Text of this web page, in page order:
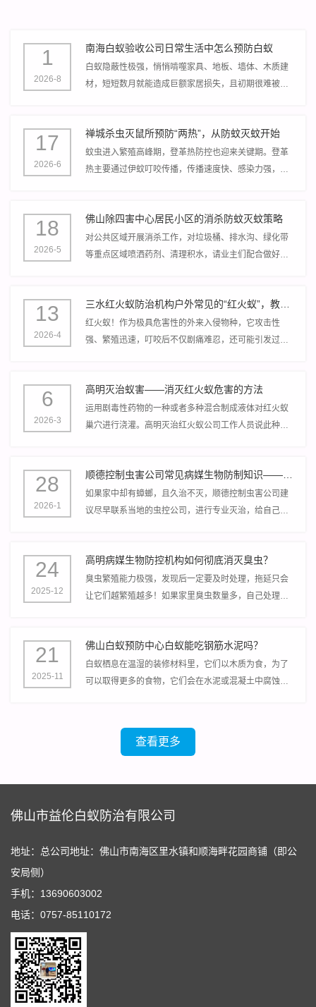
1
2026-8
南海白蚁验收公司日常生活中怎么预防白蚁
白蚁隐蔽性极强，悄悄啃噬家具、地板、墙体、木质建
材，短短数月就能造成巨额家居损失，且初期很难被发
17
2026-6
禅城杀虫灭鼠所预防“两热”，从防蚊灭蚊开始
蚊虫进入繁殖高峰期，登革热防控也迎来关键期。登革
热主要通过伊蚊叮咬传播，传播速度快、感染力强，做
18
2026-5
佛山除四害中心居民小区的消杀防蚊灭蚊策略
对公共区域开展消杀工作，对垃圾桶、排水沟、绿化带
等重点区域喷洒药剂、清理积水，请业主们配合做好防
13
2026-4
三水红火蚁防治机构户外常见的“红火蚁”，教你1分钟识别防控
红火蚁！作为极具危害性的外来入侵物种，它攻击性
强、繁殖迅速，叮咬后不仅剧痛难忍，还可能引发过
6
2026-3
高明灭治蚁害——消灭红火蚁危害的方法
运用剧毒性药物的一种或者多种混合制成液体对红火蚁
巢穴进行浇灌。高明灭治红火蚁公司工作人员说此种方
28
2026-1
顺德控制虫害公司常见病媒生物防制知识——蟑螂防制
如果家中却有蟑螂，且久治不灭，顺德控制虫害公司建
议尽早联系当地的虫控公司，进行专业灭治，给自己营
24
2025-12
高明病媒生物防控机构如何彻底消灭臭虫？
臭虫繁殖能力极强，发现后一定要及时处理，拖延只会
让它们越繁殖越多！如果家里臭虫数量多，自己处理不
21
2025-11
佛山白蚁预防中心白蚁能吃钢筋水泥吗？
白蚁栖息在温湿的装修材料里，它们以木质为食，为了
可以取得更多的食物，它们会在水泥或混凝土中腐蚀一
查看更多
佛山市益伦白蚁防治有限公司
地址：总公司地址：佛山市南海区里水镇和顺海畔花园商铺（即公
安局侧）
手机：13690603002
电话：0757-85110172